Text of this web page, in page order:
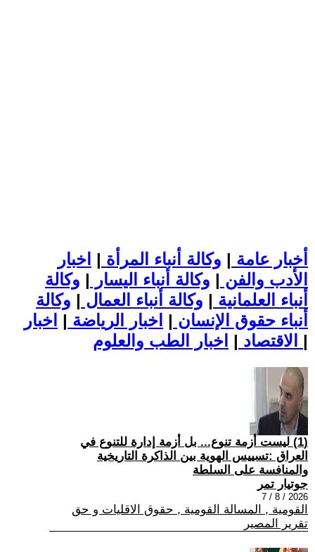
أخبار عامة | وكالة أنباء المرأة | اخبار
الأدب والفن | وكالة أنباء اليسار | وكالة
أنباء العلمانية | وكالة أنباء العمال | وكالة
أنباء حقوق الإنسان | اخبار الرياضة | اخبار
الاقتصاد | |
(1) ليست أزمة تنوع... بل أزمة إدارة للتنوع في
العراق :تسييس الهوية بين الذاكرة التاريخية
والمنافسة على السلطة
جوتيار تمر
2026 / 8 / 7
القومية , المسالة القومية , حقوق الاقليات و حق
تقرير المصير